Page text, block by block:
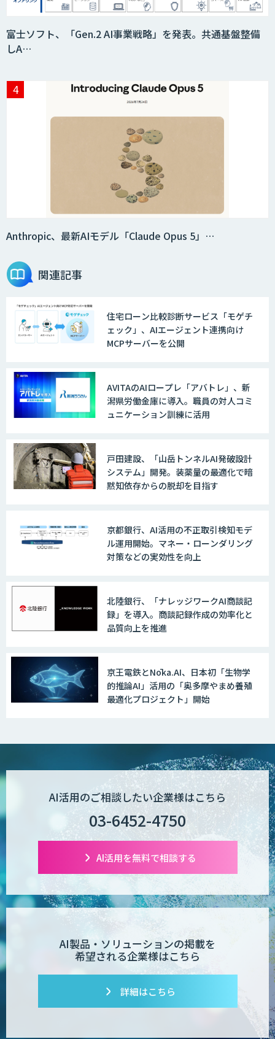
富士ソフト、「Gen.2 AI事業戦略」を発表。共通基盤整備
しA…
Anthropic、最新AIモデル「Claude Opus 5」…
関連記事
住宅ローン比較診断サービス「モゲチ
ェック」、AIエージェント連携向け
MCPサーバーを公開
AVITAのAIロープレ「アバトレ」、新
潟県労働金庫に導入。職員の対人コミ
ュニケーション訓練に活用
戸田建設、「山岳トンネルAI発破設計
システム」開発。装薬量の最適化で暗
黙知依存からの脱却を目指す
京都銀行、AI活用の不正取引検知モデ
ル運用開始。マネー・ローンダリング
対策などの実効性を向上
北陸銀行、「ナレッジワークAI商談記
録」を導入。商談記録作成の効率化と
品質向上を推進
京王電鉄とNōka.AI、日本初「生物学
的推論AI」活用の「奥多摩やまめ養殖
最適化プロジェクト」開始
AI活用のご相談したい企業様はこちら
03-6452-4750
AI活用を無料で相談する
AI製品・ソリューションの掲載を
希望される企業様はこちら
詳細はこちら